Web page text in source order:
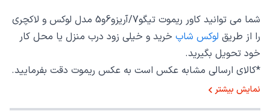
شما می توانید کاور ریموت تیگو7/آریزو6و5 مدل لوکس و لاکچری
را از طریق لوکس شاپ خرید و خیلی زود درب منزل یا محل کار
خود تحویل بگیرید.
*کالای ارسالی مشابه عکس است به عکس ریموت دقت بفرمایید.
نمایش بیشتر